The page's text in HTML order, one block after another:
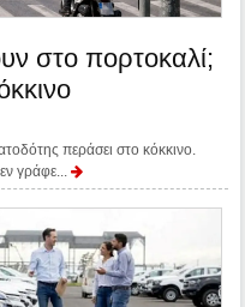
στο πορτοκαλί;
περάσει στο κόκκινο.
γράφε...